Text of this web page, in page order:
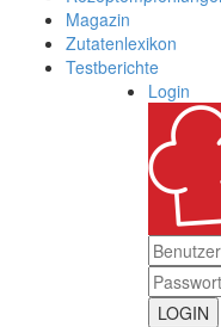
Magazin
Zutatenlexikon
Testberichte
Login
LOGIN